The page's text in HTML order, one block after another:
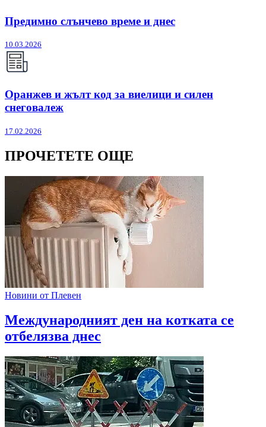
Предимно слънчево време и днес
10.03.2026
Оранжев и жълт код за виелици и силен
снеговалеж
17.02.2026
ПРОЧЕТЕТЕ ОЩЕ
Новини от Плевен
Международният ден на котката се
отбелязва днес